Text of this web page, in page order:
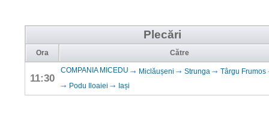
Plecări
Ora Către
11:30
COMPANIA MICEDU Miclăușeni Strunga
Târgu Frumos
Podu Iloaiei
Iași